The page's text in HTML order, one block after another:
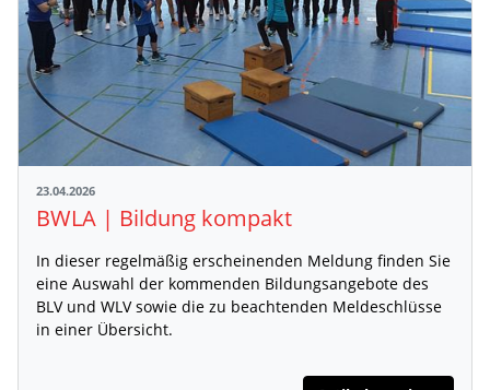
23.04.2026
BWLA | Bildung kompakt
In dieser regelmäßig erscheinenden Meldung finden Sie
eine Auswahl der kommenden Bildungsangebote des
BLV und WLV sowie die zu beachtenden Meldeschlüsse
in einer Übersicht.